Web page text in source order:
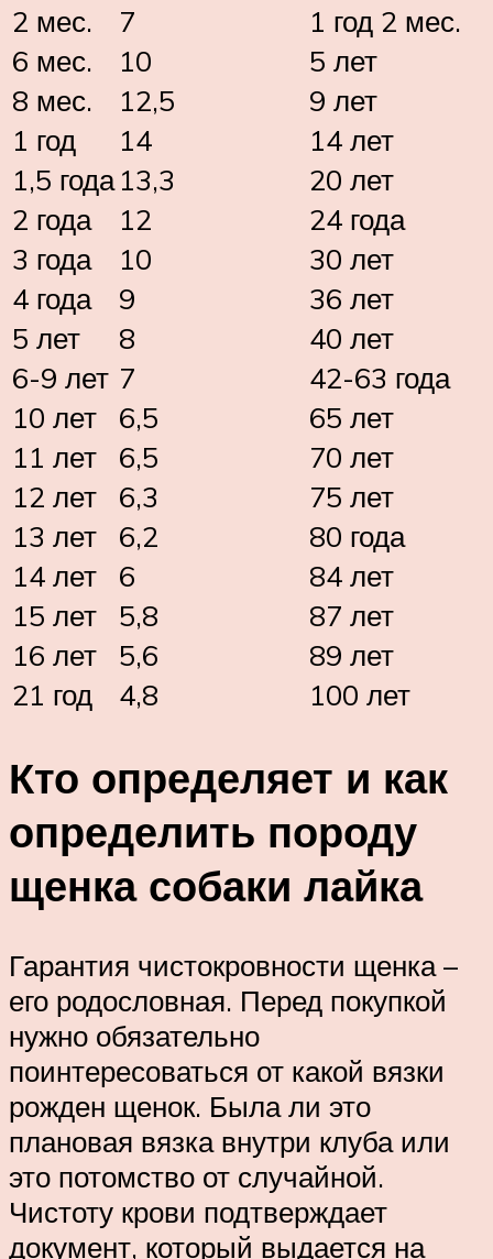
2 мес.
7
1 год 2 мес.
6 мес.
10
5 лет
8 мес.
12,5
9 лет
1 год
14
14 лет
1,5 года 13,3
20 лет
2 года
12
24 года
3 года
10
30 лет
4 года
9
36 лет
5 лет
8
40 лет
6-9 лет 7
42-63 года
10 лет
6,5
65 лет
11 лет
6,5
70 лет
12 лет
6,3
75 лет
13 лет
6,2
80 года
14 лет
6
84 лет
15 лет
5,8
87 лет
16 лет
5,6
89 лет
21 год
4,8 100 лет
Кто определяет и как
определить породу
щенка собаки лайка
Гарантия чистокровности щенка –
его родословная. Перед покупкой
нужно обязательно
поинтересоваться от какой вязки
рожден щенок. Была ли это
плановая вязка внутри клуба или
это потомство от случайной.
Чистоту крови подтверждает
документ, который выдается на